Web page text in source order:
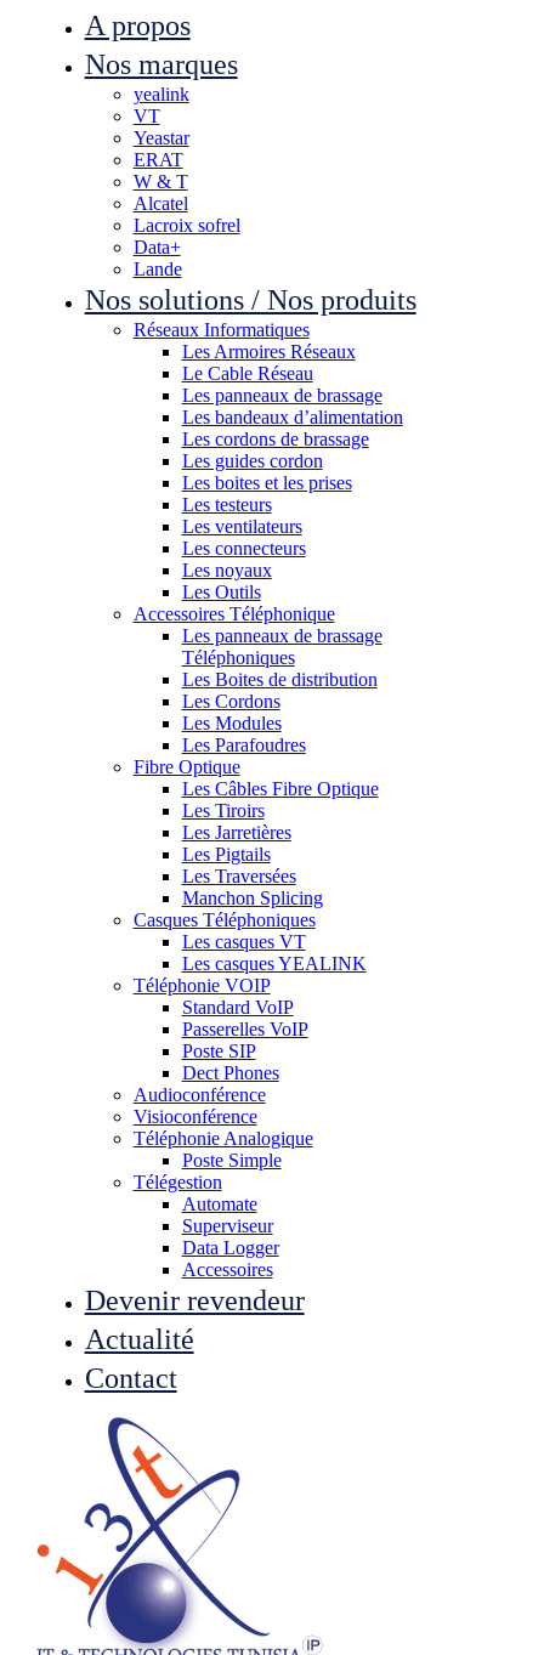
A propos
Nos marques
yealink
VT
Yeastar
ERAT
W & T
Alcatel
Lacroix sofrel
Data+
Lande
Nos solutions / Nos produits
Réseaux Informatiques
Les Armoires Réseaux
Le Cable Réseau
Les panneaux de brassage
Les bandeaux d’alimentation
Les cordons de brassage
Les guides cordon
Les boites et les prises
Les testeurs
Les ventilateurs
Les connecteurs
Les noyaux
Les Outils
Accessoires Téléphonique
Les panneaux de brassage
Téléphoniques
Les Boites de distribution
Les Cordons
Les Modules
Les Parafoudres
Fibre Optique
Les Câbles Fibre Optique
Les Tiroirs
Les Jarretières
Les Pigtails
Les Traversées
Manchon Splicing
Casques Téléphoniques
Les casques VT
Les casques YEALINK
Téléphonie VOIP
Standard VoIP
Passerelles VoIP
Poste SIP
Dect Phones
Audioconférence
Visioconférence
Téléphonie Analogique
Poste Simple
Télégestion
Automate
Superviseur
Data Logger
Accessoires
Devenir revendeur
Actualité
Contact